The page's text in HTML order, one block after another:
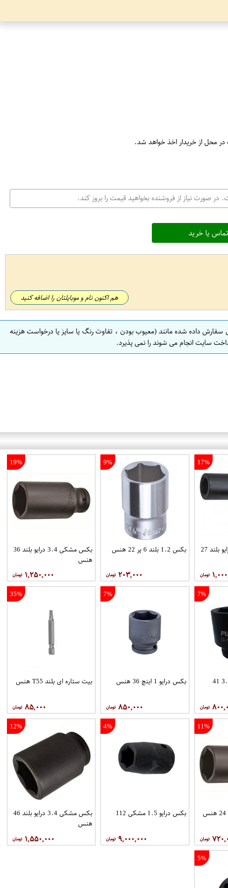
در محل از خریدار اخذ خواهد شد.
در صورت نیاز از فروشنده بخواهید قیمت را بروز کند.
یا خرید
هم اکنون نام و موبایلتان را اضافه کنید
سفارش داده شده مانند (معیوب بودن ، تفاوت رنگ یا سایز یا درخواست هزینه
سایت انجام می شوند را نمی پذیرد.
17%
بکس مشکی 3.4 درایو بلند 27
9%
بکس 1.2 بلند 6 پر 22 هنس
۲۰۳,۰۰۰
19%
بکس مشکی 3.4 درایو بلند 36
هنس
۱,۲۵۰,۰۰۰
7%
بکس مشکی درایو 3.4 41
7%
بکس درایو 1 اینچ 36 هنس
۸۵۰,۰۰۰
35%
بیت ستاره ای بلند T55 هنس
۸۵,۰۰۰
11%
4%
بکس درایو 1.5 مشکی 112
۹,۰۰۰,۰۰۰
12%
بکس مشکی 3.4 درایو بلند 46
هنس
۱,۵۵۰,۰۰۰
5%